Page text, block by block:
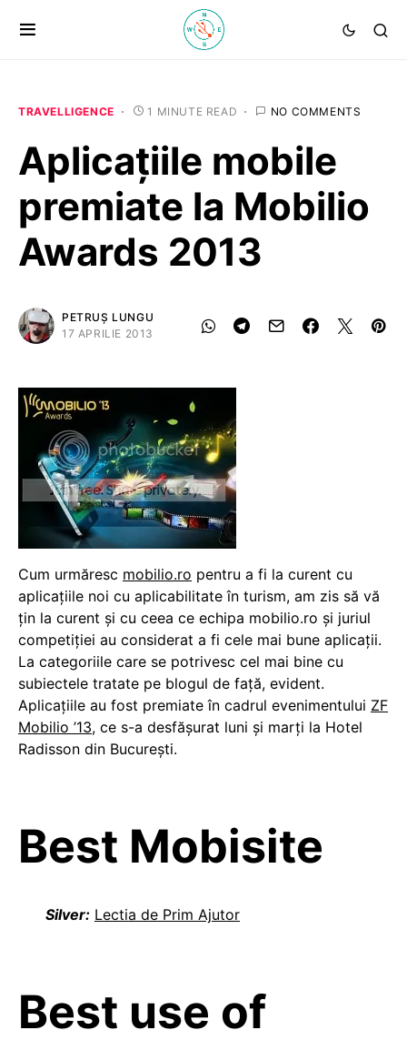
TRAVELLIGENCE 1 MINUTE READ NO COMMENTS
Aplicațiile mobile
premiate la Mobilio
Awards 2013
PETRUȘ LUNGU
17 APRILIE 2013
Cum urmăresc mobilio.ro pentru a fi la curent cu
aplicațiile noi cu aplicabilitate în turism, am zis să vă
țin la curent și cu ceea ce echipa mobilio.ro și juriul
competiției au considerat a fi cele mai bune aplicații.
La categoriile care se potrivesc cel mai bine cu
subiectele tratate pe blogul de față, evident.
Aplicațiile au fost premiate în cadrul evenimentului ZF
Mobilio ’13, ce s-a desfășurat luni și marți la Hotel
Radisson din București.
Best Mobisite
Silver: Lectia de Prim Ajutor
Best use of